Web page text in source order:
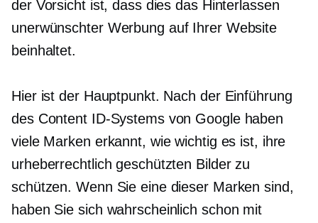
der Vorsicht ist, dass dies das Hinterlassen
unerwünschter Werbung auf Ihrer Website
beinhaltet.
Hier ist der Hauptpunkt. Nach der Einführung
des Content ID-Systems von Google haben
viele Marken erkannt, wie wichtig es ist, ihre
urheberrechtlich geschützten Bilder zu
schützen. Wenn Sie eine dieser Marken sind,
haben Sie sich wahrscheinlich schon mit